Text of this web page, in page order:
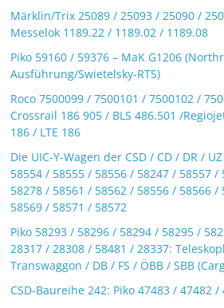
Märklin/Trix 25089 / 25093 / 25090 /
Messelok 1189.22 / 1189.02 / 1189.08
Piko 59160 / 59376 – MaK G1206
Ausführung/Swietelsky-RTS)
Roco 7500099 / 7500101 / 7500102 /
Crossrail 186 905 / BLS 486.501 /
186 / LTE 186
Die UIC-Y-Wagen der CSD / CD / DR /
58554 / 58555 / 58556 / 58247 / 58557
58278 / 58561 / 58562 / 58556 / 58566
58569 / 58571 / 58572
Piko 58293 / 58296 / 58294 / 58295 /
28317 / 28308 / 58481 / 28337:
Transwaggon / DB / FS / ÖBB / SBB
CSD-Baureihe 242: Piko 47483 / 47482 /